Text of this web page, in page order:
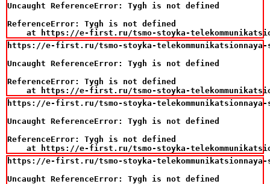
Uncaught ReferenceError: Tygh is not defined
ReferenceError: Tygh is not defined
at https://e-first.ru/tsmo-stoyka-
https://e-first.ru/tsmo-stoyka-telekommunikatsionnaya-
Uncaught ReferenceError: Tygh is not defined
ReferenceError: Tygh is not defined
at https://e-first.ru/tsmo-stoyka-
https://e-first.ru/tsmo-stoyka-telekommunikatsionnaya-
Uncaught ReferenceError: Tygh is not defined
ReferenceError: Tygh is not defined
at https://e-first.ru/tsmo-stoyka-
https://e-first.ru/tsmo-stoyka-telekommunikatsionnaya-
Uncaught ReferenceError: Tygh is not defined